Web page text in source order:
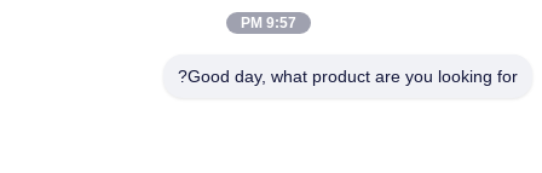
9:57 PM
Good day, what product are you looking for?